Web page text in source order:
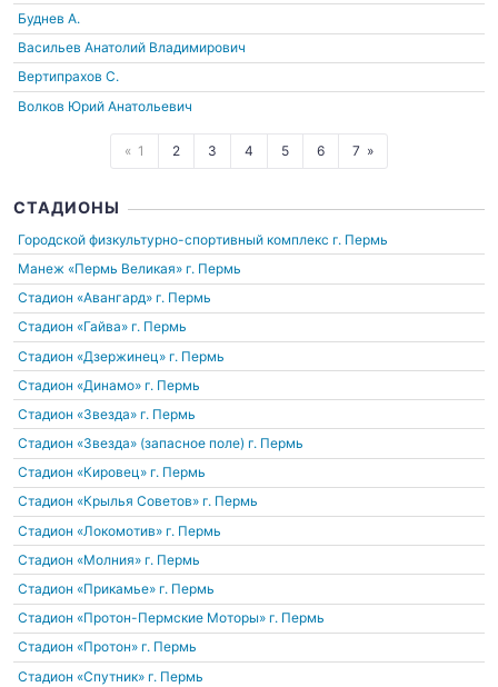
Буднев А.
Васильев Анатолий Владимирович
Вертипрахов С.
Волков Юрий Анатольевич
1 2 3 4 5 6 7
СТАДИОНЫ
Городской физкультурно-спортивный комплекс г. Пермь
Манеж «Пермь Великая» г. Пермь
Стадион «Авангард» г. Пермь
Стадион «Гайва» г. Пермь
Стадион «Дзержинец» г. Пермь
Стадион «Динамо» г. Пермь
Стадион «Звезда» г. Пермь
Стадион «Звезда» (запасное поле) г. Пермь
Стадион «Кировец» г. Пермь
Стадион «Крылья Советов» г. Пермь
Стадион «Локомотив» г. Пермь
Стадион «Молния» г. Пермь
Стадион «Прикамье» г. Пермь
Стадион «Протон-Пермские Моторы» г. Пермь
Стадион «Протон» г. Пермь
Стадион «Спутник» г. Пермь